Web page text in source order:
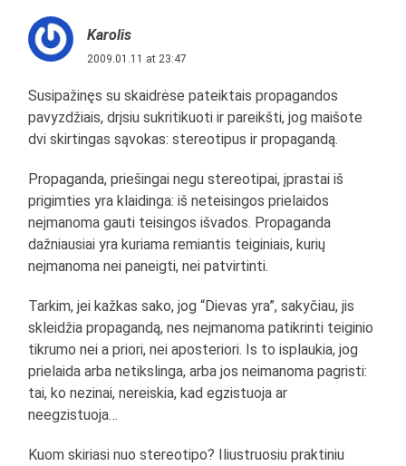
Karolis
2009.01.11 at 23:47
Susipažinęs su skaidrėse pateiktais propagandos
pavyzdžiais, drįsiu sukritikuoti ir pareikšti, jog maišote
dvi skirtingas sąvokas: stereotipus ir propagandą.
Propaganda, priešingai negu stereotipai, įprastai iš
prigimties yra klaidinga: iš neteisingos prielaidos
neįmanoma gauti teisingos išvados. Propaganda
dažniausiai yra kuriama remiantis teiginiais, kurių
neįmanoma nei paneigti, nei patvirtinti.
Tarkim, jei kažkas sako, jog “Dievas yra”, sakyčiau, jis
skleidžia propagandą, nes neįmanoma patikrinti teiginio
tikrumo nei a priori, nei aposteriori. Is to isplaukia, jog
prielaida arba netikslinga, arba jos neimanoma pagristi:
tai, ko nezinai, nereiskia, kad egzistuoja ar
neegzistuoja…
Kuom skiriasi nuo stereotipo? Iliustruosiu praktiniu